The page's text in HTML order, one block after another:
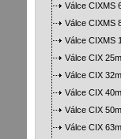
Válce CIXMS
Válce CIXMS
Válce CIXMS
Válce CIX
Válce CIX
Válce CIX
Válce CIX
Válce CIX